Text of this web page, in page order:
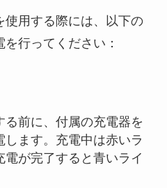
使用する際には、以下の
行ってください：
る前に、付属の充電器を
します。充電中は赤いラ
電が完了すると青いライ